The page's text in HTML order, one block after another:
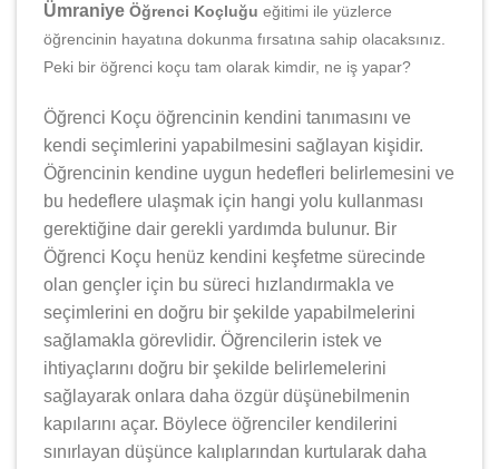
Ümraniye Öğrenci Koçluğu eğitimi ile yüzlerce
öğrencinin hayatına dokunma fırsatına sahip olacaksınız.
Peki bir öğrenci koçu tam olarak kimdir, ne iş yapar?
Öğrenci Koçu öğrencinin kendini tanımasını ve
kendi seçimlerini yapabilmesini sağlayan kişidir.
Öğrencinin kendine uygun hedefleri belirlemesini ve
bu hedeflere ulaşmak için hangi yolu kullanması
gerektiğine dair gerekli yardımda bulunur. Bir
Öğrenci Koçu henüz kendini keşfetme sürecinde
olan gençler için bu süreci hızlandırmakla ve
seçimlerini en doğru bir şekilde yapabilmelerini
sağlamakla görevlidir. Öğrencilerin istek ve
ihtiyaçlarını doğru bir şekilde belirlemelerini
sağlayarak onlara daha özgür düşünebilmenin
kapılarını açar. Böylece öğrenciler kendilerini
sınırlayan düşünce kalıplarından kurtularak daha